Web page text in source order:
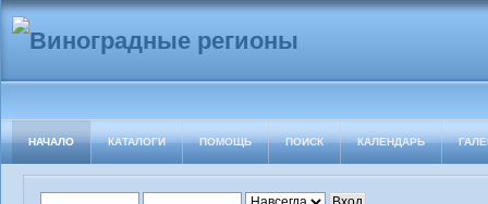
НАЧАЛО КАТАЛОГИ ПОМОЩЬ ПОИСК КАЛЕНДАРЬ